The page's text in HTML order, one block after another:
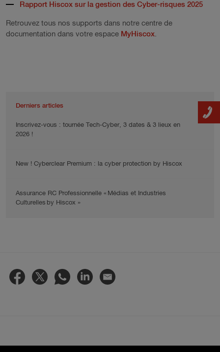
Rapport Hiscox sur la gestion des Cyber-risques 2025
Retrouvez tous nos supports dans notre centre de
documentation dans votre espace MyHiscox
Derniers articles
Inscrivez-vous : tournée Tech-Cyber, 3 dates & 3 lieux en
2026 !
New ! Cyberclear Premium : la cyber protection by Hiscox
Assurance RC Professionnelle « Médias et Industries
Culturelles by Hiscox »